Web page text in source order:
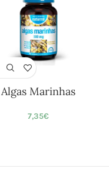
Algas Marinhas
7,35€